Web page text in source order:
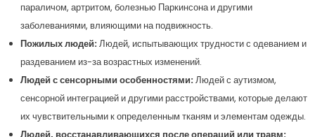
параличом, артритом, болезнью Паркинсона и другими
заболеваниями, влияющими на подвижность.
Пожилых людей:Людей, испытывающих трудности с одеванием и
раздеванием из-за возрастных изменений.
Людей с сенсорными особенностями:Людей с аутизмом,
сенсорной интеграцией и другими расстройствами, которые делают
их чувствительными к определенным тканям и элементам одежды.